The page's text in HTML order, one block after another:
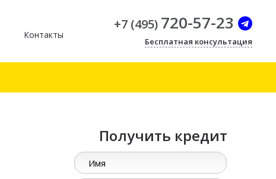
Контакты
+7 (495) 720-57-23
Бесплатная консультация
Получить кредит